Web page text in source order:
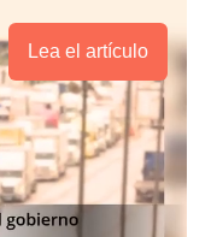
Lea el artículo